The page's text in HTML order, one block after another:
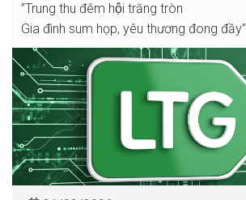
”Trung thu đêm hội trăng tròn
Gia đình sum họp, yêu thương đong đầy”